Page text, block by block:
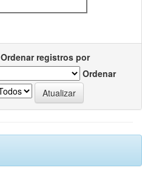
Ordenar registros por
Ordenar